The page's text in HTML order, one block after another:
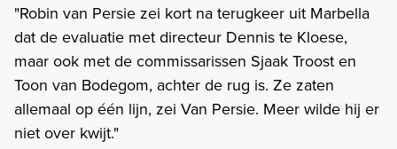
"Robin van Persie zei kort na terugkeer uit Marbella
dat de evaluatie met directeur Dennis te Kloese,
maar ook met de commissarissen Sjaak Troost en
Toon van Bodegom, achter de rug is. Ze zaten
allemaal op één lijn, zei Van Persie. Meer wilde hij er
niet over kwijt."